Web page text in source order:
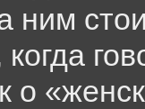
ним
когда
о